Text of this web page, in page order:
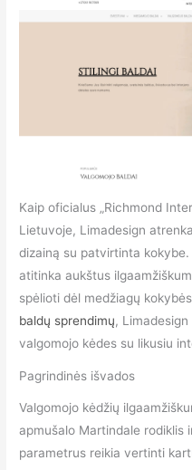
Kaip oficialus „Richmond
Lietuvoje, Limadesign
dizainą su patvirtinta
atitinka aukštus
spėlioti dėl medžiagų
baldų sprendimų,
valgomojo kėdes su likusiu
Pagrindinės išvados
Valgomojo kėdžių
apmušalo Martindale rodiklis
parametrus reikia vertinti